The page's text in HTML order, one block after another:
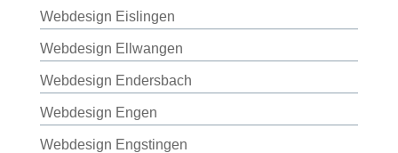
Webdesign Eislingen
Webdesign Ellwangen
Webdesign Endersbach
Webdesign Engen
Webdesign Engstingen